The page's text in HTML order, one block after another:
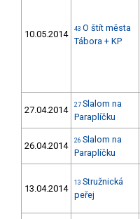
10.05.2014 43 O štít města
Tábora + KP
27.04.2014 27 Slalom na
Paraplíčku
26.04.2014 26 Slalom na
Paraplíčku
13.04.2014
13 Stružnická
peřej